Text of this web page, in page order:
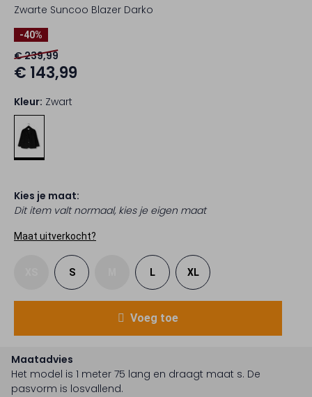
Zwarte Suncoo Blazer Darko
-40%
€ 239,99
€ 143,99
Kleur: Zwart
Kies je maat:
Dit item valt normaal, kies je eigen maat
Maat uitverkocht?
S L XL
Voeg toe
Maatadvies
Het model is 1 meter 75 lang en draagt maat s. De
pasvorm is losvallend.